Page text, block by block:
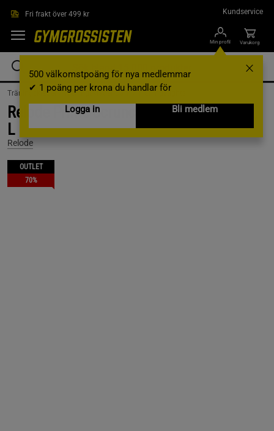
Fri frakt över 499 kr Kundservice
Min profil
500 välkomstpoäng för nya medlemmar
✔ 1 poäng per krona du handlar för
Logga in
Bli medlem
Varukorg
Träningskläder / Träningskläder Dam /Träningstights
Relode Prime Scrunch Tights, Khakigrön,
L
Relode
OUTLET
70%